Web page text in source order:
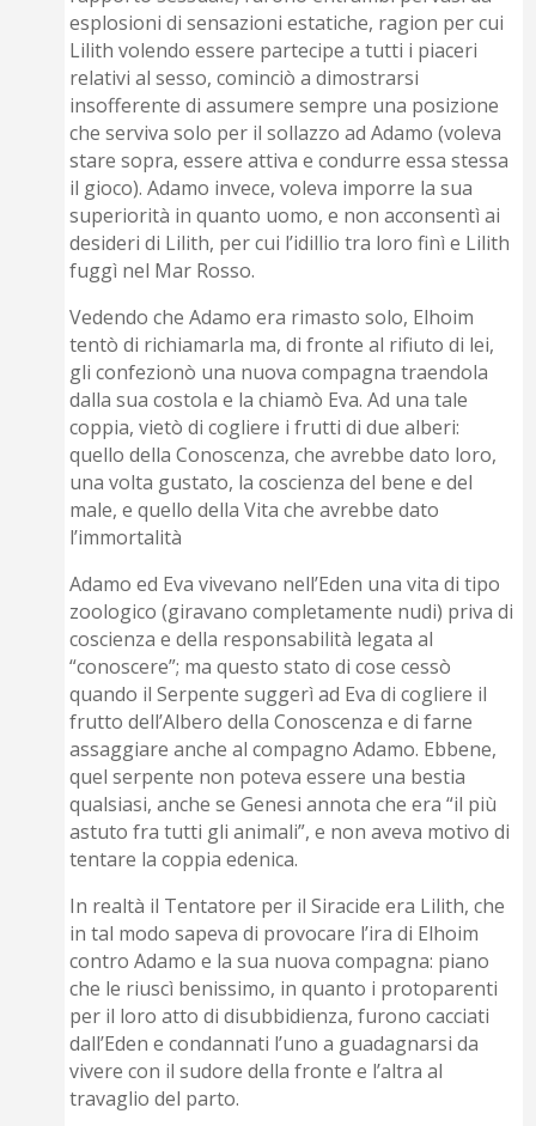
esplosioni di sensazioni estatiche, ragion per cui
Lilith volendo essere partecipe a tutti i piaceri
relativi al sesso, cominciò a dimostrarsi
insofferente di assumere sempre una posizione
che serviva solo per il sollazzo ad Adamo (voleva
stare sopra, essere attiva e condurre essa stessa
il gioco). Adamo invece, voleva imporre la sua
superiorità in quanto uomo, e non acconsentì ai
desideri di Lilith, per cui l’idillio tra loro finì e Lilith
fuggì nel Mar Rosso.
Vedendo che Adamo era rimasto solo, Elhoim
tentò di richiamarla ma, di fronte al rifiuto di lei,
gli confezionò una nuova compagna traendola
dalla sua costola e la chiamò Eva. Ad una tale
coppia, vietò di cogliere i frutti di due alberi:
quello della Conoscenza, che avrebbe dato loro,
una volta gustato, la coscienza del bene e del
male, e quello della Vita che avrebbe dato
l’immortalità
Adamo ed Eva vivevano nell’Eden una vita di tipo
zoologico (giravano completamente nudi) priva di
coscienza e della responsabilità legata al
“conoscere”; ma questo stato di cose cessò
quando il Serpente suggerì ad Eva di cogliere il
frutto dell’Albero della Conoscenza e di farne
assaggiare anche al compagno Adamo. Ebbene,
quel serpente non poteva essere una bestia
qualsiasi, anche se Genesi annota che era “il più
astuto fra tutti gli animali”, e non aveva motivo di
tentare la coppia edenica.
In realtà il Tentatore per il Siracide era Lilith, che
in tal modo sapeva di provocare l’ira di Elhoim
contro Adamo e la sua nuova compagna: piano
che le riuscì benissimo, in quanto i protoparenti
per il loro atto di disubbidienza, furono cacciati
dall’Eden e condannati l’uno a guadagnarsi da
vivere con il sudore della fronte e l’altra al
travaglio del parto.